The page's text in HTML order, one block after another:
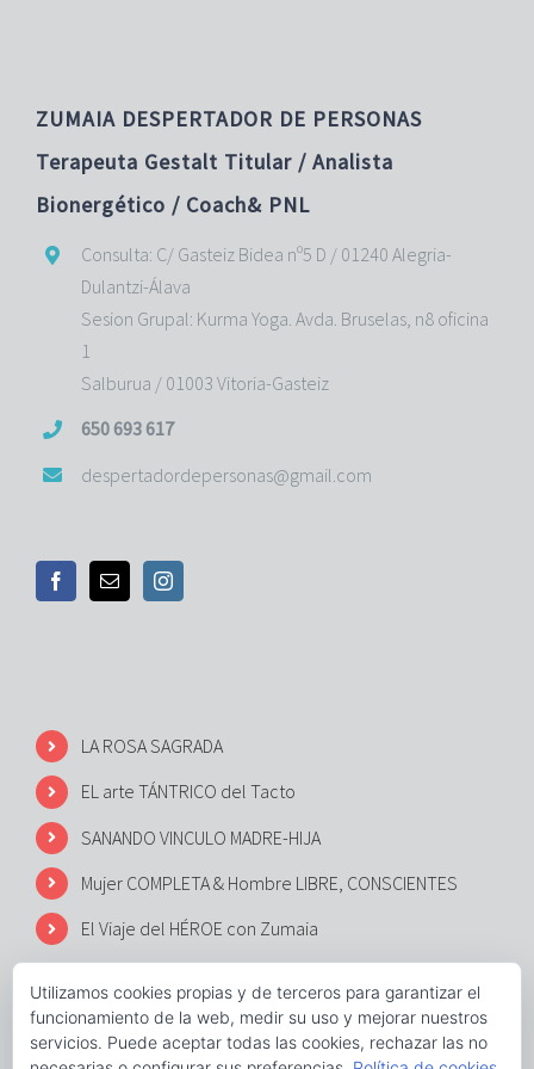
ZUMAIA DESPERTADOR DE PERSONAS
Terapeuta Gestalt Titular / Analista
Bionergético / Coach& PNL
Consulta: C/ Gasteiz Bidea nº5 D / 01240 Alegria-
Dulantzi-Álava
Sesion Grupal: Kurma Yoga. Avda. Bruselas, n8 oficina
1
Salburua / 01003 Vitoria-Gasteiz
650 693 617
despertadordepersonas@gmail.com
LA ROSA SAGRADA
EL arte TÁNTRICO del Tacto
SANANDO VINCULO MADRE-HIJA
Mujer COMPLETA & Hombre LIBRE, CONSCIENTES
El Viaje del HÉROE con Zumaia
Utilizamos cookies propias y de terceros para garantizar el
funcionamiento de la web, medir su uso y mejorar nuestros
servicios. Puede aceptar todas las cookies, rechazar las no